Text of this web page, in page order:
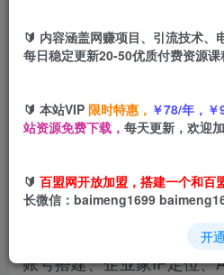
立即购
者和自媒体人的智能营销课
获客场景。课程从AI风口
账号搭建、企业家IP定位、
🔰 内容涵盖网赚项目、引流技术、
每日稳定更新20-50优质付费资源课
🔰 本站VIP 限时特惠， ￥78/年，
站资源免费下载， 每天更新，欢迎
🔰 百盟网开放加盟，搭建一个和百
长微信：baimeng1699
开